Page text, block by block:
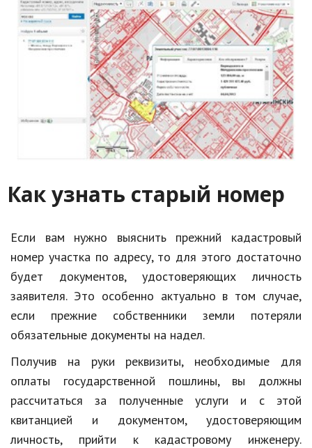
Как узнать старый номер
Если вам нужно выяснить прежний кадастровый
номер участка по адресу, то для этого достаточно
будет документов, удостоверяющих личность
заявителя. Это особенно актуально в том случае,
если прежние собственники земли потеряли
обязательные документы на надел.
Получив на руки реквизиты, необходимые для
оплаты государственной пошлины, вы должны
рассчитаться за полученные услуги и с этой
квитанцией и документом, удостоверяющим
личность, прийти к кадастровому инженеру.